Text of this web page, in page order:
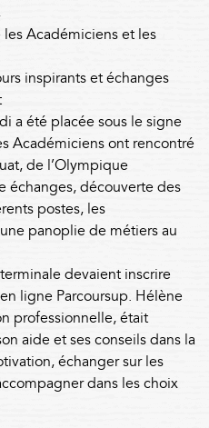
Académiciens et les
inspirants et échanges
a été placée sous le signe
Académiciens ont rencontré
, de l’Olympique
échanges, découverte des
postes, les
panoplie de métiers au
devaient inscrire
ligne Parcoursup. Hélène
professionnelle, était
aide et ses conseils dans la
échanger sur les
dans les choix